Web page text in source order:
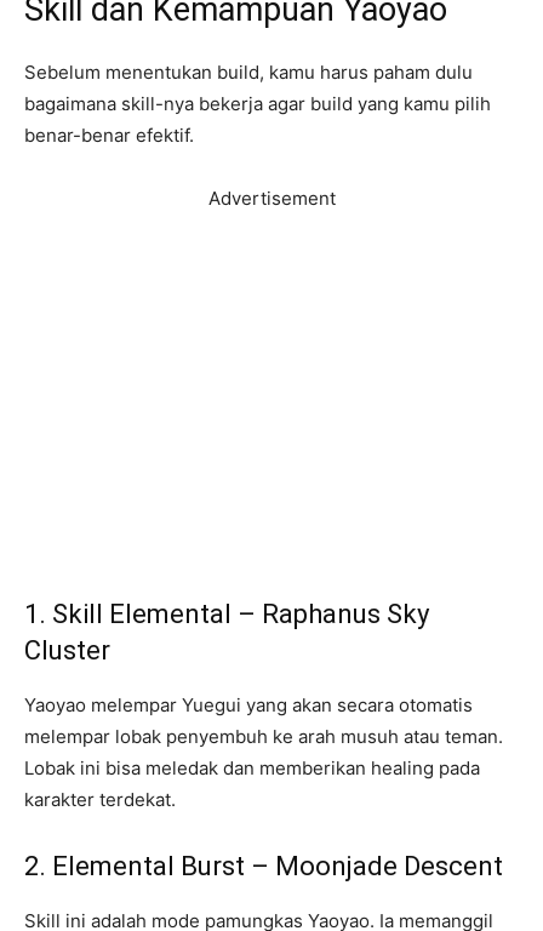
Skill dan Kemampuan Yaoyao
Sebelum menentukan build, kamu harus paham dulu
bagaimana skill-nya bekerja agar build yang kamu pilih
benar-benar efektif.
Advertisement
1. Skill Elemental – Raphanus Sky
Cluster
Yaoyao melempar Yuegui yang akan secara otomatis
melempar lobak penyembuh ke arah musuh atau teman.
Lobak ini bisa meledak dan memberikan healing pada
karakter terdekat.
2. Elemental Burst – Moonjade Descent
Skill ini adalah mode pamungkas Yaoyao. Ia memanggil